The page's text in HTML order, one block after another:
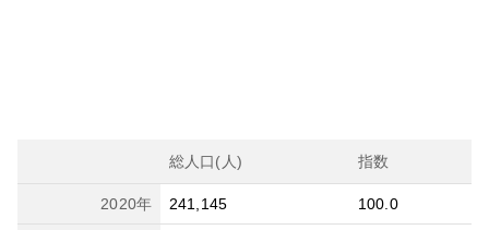
総人口(人) 指数
2020年 241,145 100.0